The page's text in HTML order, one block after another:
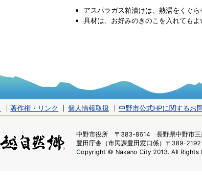
アスパラガス粕漬けは、熱湯をくぐ
具材は、お好みのきのこを入れてもよ
著作権・リンク 個人情報取扱 中野市公式HPに関するお
中野市役所 〒383-8614 長野県中野市三
豊田庁舎（市民課豊田窓口係） 〒389-
Copyright © Nakano City 2013. All Rights